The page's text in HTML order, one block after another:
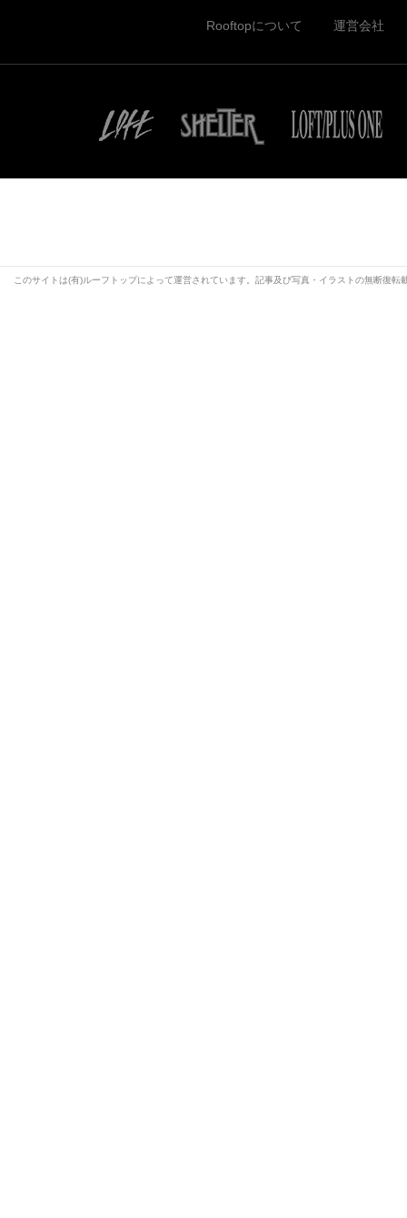
Rooftopについて 運営会社
このサイトは(有)ルーフトップによって運営されています。記事及び写真・イラストの無断復転